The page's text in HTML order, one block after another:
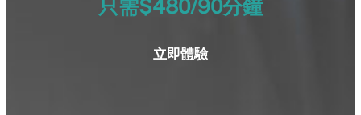
只需$480/90分鐘
立即體驗